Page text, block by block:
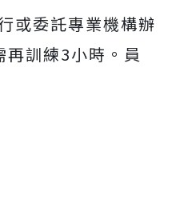
或委託專業機構辦
訓練3小時。員